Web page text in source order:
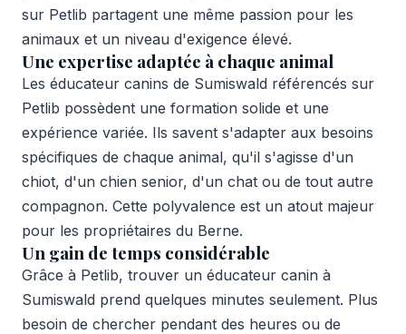
sur Petlib partagent une même passion pour les
animaux et un niveau d'exigence élevé.
Une expertise adaptée à chaque animal
Les éducateur canins de Sumiswald référencés sur
Petlib possèdent une formation solide et une
expérience variée. Ils savent s'adapter aux besoins
spécifiques de chaque animal, qu'il s'agisse d'un
chiot, d'un chien senior, d'un chat ou de tout autre
compagnon. Cette polyvalence est un atout majeur
pour les propriétaires du Berne.
Un gain de temps considérable
Grâce à Petlib, trouver un éducateur canin à
Sumiswald prend quelques minutes seulement. Plus
besoin de chercher pendant des heures ou de